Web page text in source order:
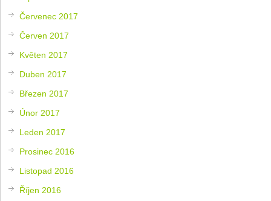
Červenec 2017
Červen 2017
Květen 2017
Duben 2017
Březen 2017
Únor 2017
Leden 2017
Prosinec 2016
Listopad 2016
Říjen 2016